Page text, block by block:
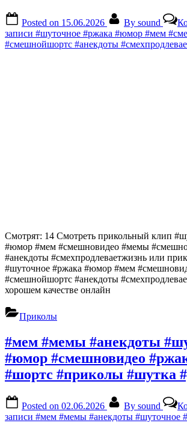
Posted on 15.06.2026 By sound
записи #шуточное #ржака #юмор #мем
#смешнойшортс #анекдоты
Смотрят: 14 Смотреть прикольный клип
#юмор #мем #смешновидео #мемы
#анекдоты #смехпродлеваетжизнь или
#шуточное #ржака #юмор #мем
#смешнойшортс #анекдоты
хорошем качестве онлайн
Приколы
#мем #мемы #анекдоты
#юмор #смешновидео
#шортс #приколы #шутка
Posted on 02.06.2026 By sound
записи #мем #мемы #анекдоты #шуточное